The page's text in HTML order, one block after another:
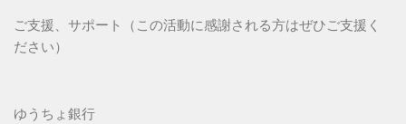
ご支援、サポート（この活動に感謝される方はぜひご支援く
ださい）
ゆうちょ銀行